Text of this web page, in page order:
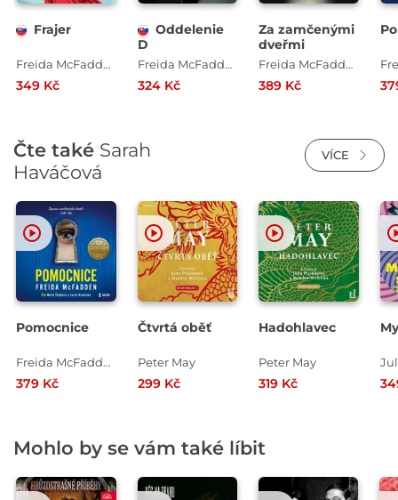
Frajer
Freida McFadden
349 Kč
Oddelenie
D
Freida McFadden
324 Kč
Za zamčenými
dveřmi
Freida McFadden
389 Kč
Čte také Sarah
Haváčová
VÍCE
Pomocnice
Freida McFadden
379 Kč
Čtvrtá oběť
Peter May
299 Kč
Hadohlavec
Peter May
319 Kč
Mohlo by se vám také líbit